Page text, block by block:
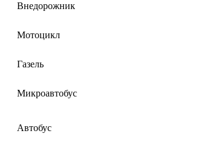
Внедорожник
Мотоцикл
Газель
Микроавтобус
Автобус